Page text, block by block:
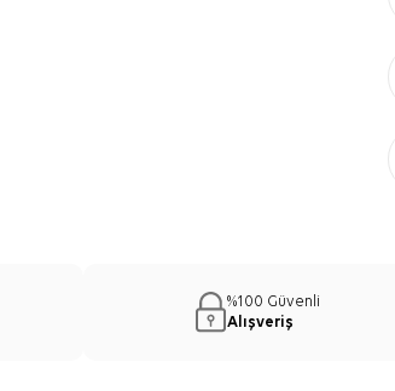
%100 Güvenli
Alışveriş